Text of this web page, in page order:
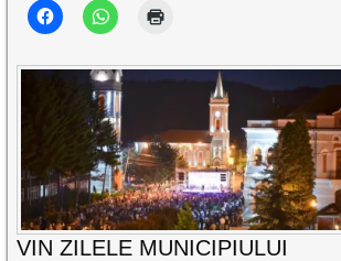
VIN ZILELE MUNICIPIULUI